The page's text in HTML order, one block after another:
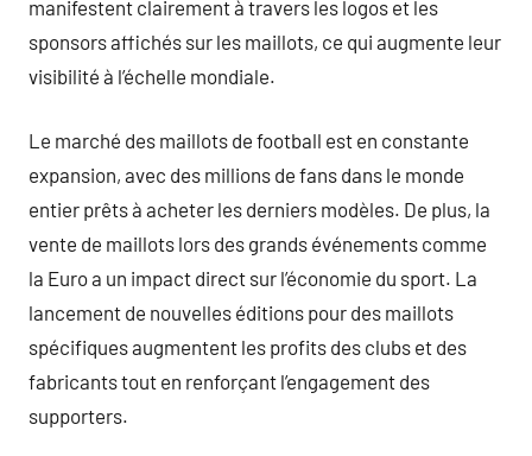
manifestent clairement à travers les logos et les
sponsors affichés sur les maillots, ce qui augmente leur
visibilité à l’échelle mondiale.
Le marché des maillots de football est en constante
expansion, avec des millions de fans dans le monde
entier prêts à acheter les derniers modèles. De plus, la
vente de maillots lors des grands événements comme
la Euro a un impact direct sur l’économie du sport. La
lancement de nouvelles éditions pour des maillots
spécifiques augmentent les profits des clubs et des
fabricants tout en renforçant l’engagement des
supporters.